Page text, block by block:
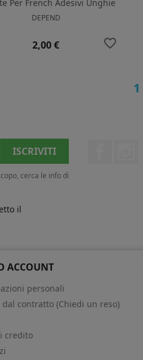
Per French Adesivi Unghie
DEPEND
Prezzo
2,00 € favorite_border
1
cerca le info di
il
ACCOUNT
personali
dal contratto (Chiedi un reso)
credito